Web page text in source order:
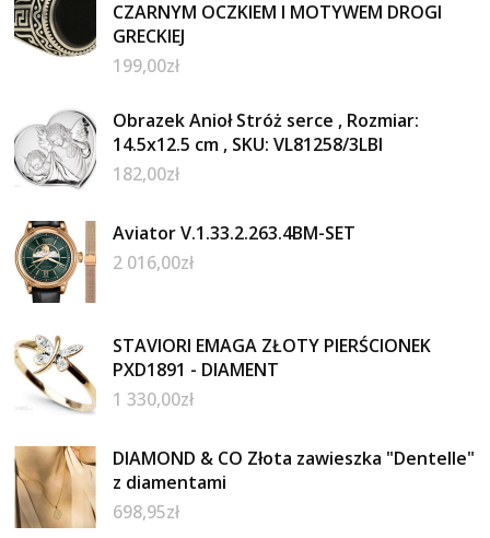
CZARNYM OCZKIEM I MOTYWEM DROGI
GRECKIEJ
199,00zł
Obrazek Anioł Stróż serce , Rozmiar:
14.5x12.5 cm , SKU: VL81258/3LBI
182,00zł
Aviator V.1.33.2.263.4BM-SET
2 016,00zł
STAVIORI EMAGA ZŁOTY PIERŚCIONEK
PXD1891 - DIAMENT
1 330,00zł
DIAMOND & CO Złota zawieszka "Dentelle"
z diamentami
698,95zł